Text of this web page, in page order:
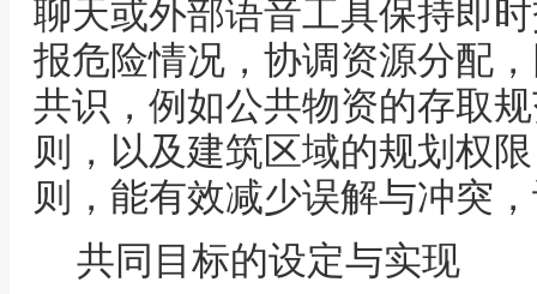
聊天或外部语音工具保持即
报危险情况，协调资源分配
共识，例如公共物资的存取
则，以及建筑区域的规划权
则，能有效减少误解与冲突
共同目标的设定与实现